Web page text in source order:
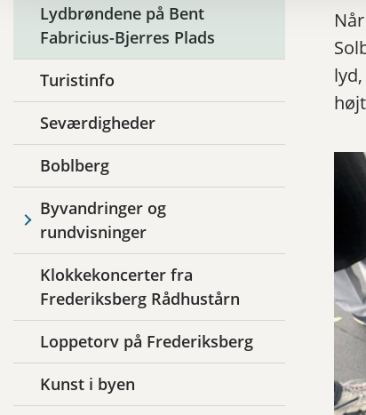
Lydbrøndene på Bent
Fabricius-Bjerres Plads
Turistinfo
Seværdigheder
Boblberg
Byvandringer og
rundvisninger
Klokkekoncerter fra
Frederiksberg Rådhustårn
Loppetorv på Frederiksberg
Kunst i byen